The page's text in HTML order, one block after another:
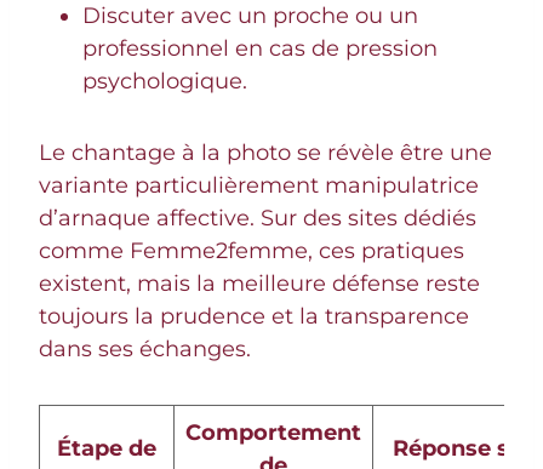
Discuter avec un proche ou un
professionnel en cas de pression
psychologique.
Le chantage à la photo se révèle être une
variante particulièrement manipulatrice
d’arnaque affective. Sur des sites dédiés
comme Femme2femme, ces pratiques
existent, mais la meilleure défense reste
toujours la prudence et la transparence
dans ses échanges.
Étape de
Comportement
Réponse